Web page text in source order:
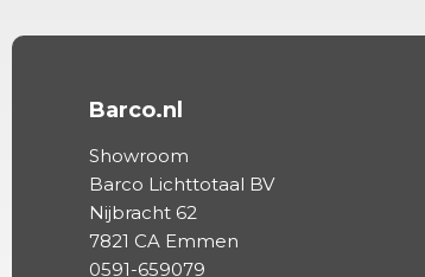
Barco.nl
Showroom
Barco Lichttotaal BV
Nijbracht 62
7821 CA Emmen
0591-659079